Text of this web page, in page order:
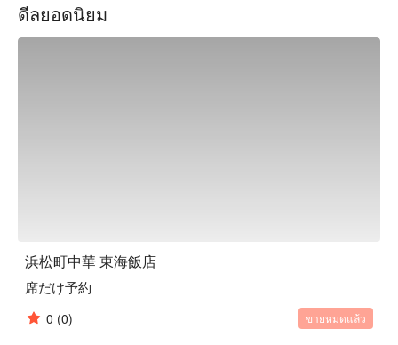
aroma will whet your appetite. They boast an impressive
number of menus for both lunch and dinner, and one of the
ดีลยอดนิยม
浜松町中華 東海飯店
席だけ予約
0 (0) ขายหมดแล้ว